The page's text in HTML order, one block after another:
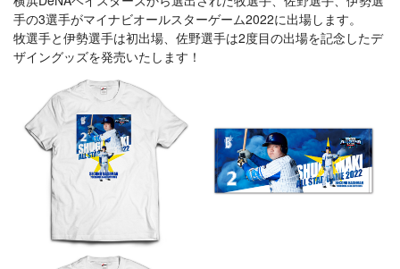
手の3選手がマイナビオールスターゲーム2022に出場します。
牧選手と伊勢選手は初出場、佐野選手は2度目の出場を記念したデ
ザイングッズを発売いたします！